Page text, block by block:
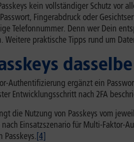
kein vollständiger Schutz vor
Fingerabdruck oder
Telefonnummer. Denn wer Dein
Weitere praktische Tipps rund um
Authentifizierung ergänzt ein
Entwicklungsschritt nach 2FA
die Nutzung von Passkeys vom
Einsatzszenario für Multi-Faktor-
Passkeys.[4]